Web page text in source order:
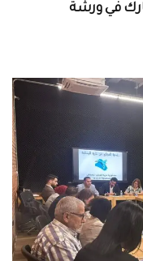
في ورشة